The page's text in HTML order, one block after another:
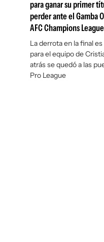
para ganar su primer
perder ante el Gamba
AFC Champions
La derrota en la final
para el equipo de
atrás se quedó a las
Pro League